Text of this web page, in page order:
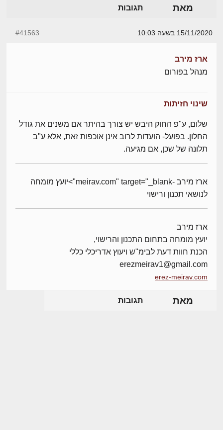
מאת תגובות
15/11/2020 בשעה 10:03 #41563
ארז מירב
מנהל בפורום
שינוי חזיתות
שלום, ע"פ החוק היבש יש צורך בהיתר אם משנים את גודל
החלון. בפועל- הועדות לרוב אינן אוכפות זאת, אלא ע"ב
תלונה של שכן, אם מגיעה.
ארז מירב -meirav.com" target="_blank">יועץ מומחה
לנושאי תכנון ורישוי
ארז מירב
יועץ מומחה בתחום התכנון והרישוי,
הכנת חוות דעת לבימ"ש ויעוץ אדריכלי כללי
erezmeirav1@gmail.com
erez-meirav.com
מאת תגובות